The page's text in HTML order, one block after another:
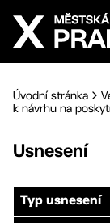
Přejít na
Úvodní stránka
k návrhu na
Usnesení
Typ usnesení